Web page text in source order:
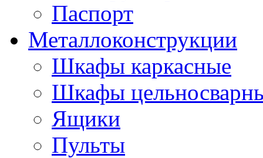
Паспорт
Металлоконструкции
Шкафы каркасные
Шкафы
Ящики
Пульты